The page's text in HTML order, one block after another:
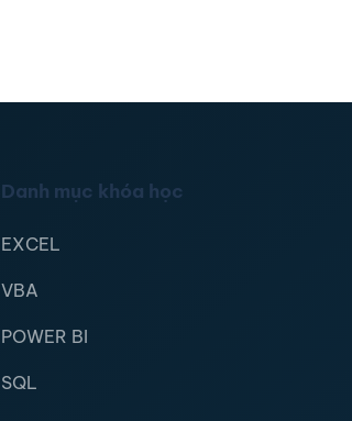
Danh mục khóa học
EXCEL
VBA
POWER BI
SQL